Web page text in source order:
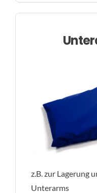
z.B. zur Lagerung
Unterarms